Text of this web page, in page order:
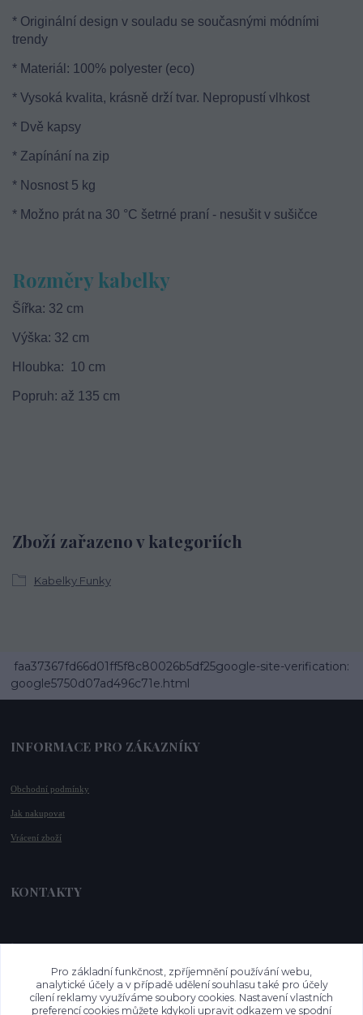
* Originální design v souladu se současnými módními
trendy
* Materiál: 100% polyester (eco)
* Vysoká kvalita, krásně drží tvar. Nepropustí vlhkost
* Dvě kapsy
* Zapínání na zip
* Nosnost 5 kg
* Možno prát na 30 °C šetrné praní - nesušit v sušičce
Rozměry kabelky
Šířka: 32 cm
Výška: 32 cm
Hloubka: 10 cm
Popruh: až 135 cm
Zboží zařazeno v kategoriích
Kabelky Funky
faa37367fd66d01ff5f8c80026b5df25google-site-verification:
google5750d07ad496c71e.html
INFORMACE PRO ZÁKAZNÍKY
Obchodní podmínky
Jak nakupovat
Vrácení zboží
KONTAKTY
📞 +420 732 779 508
www.vysnenekabelky.cz
Pro základní funkčnost, zpříjemnění používání webu,
analytické účely a v případě udělení souhlasu také pro účely
cílení reklamy využíváme soubory cookies. Nastavení vlastních
preferencí cookies můžete kdykoli upravit odkazem ve spodní